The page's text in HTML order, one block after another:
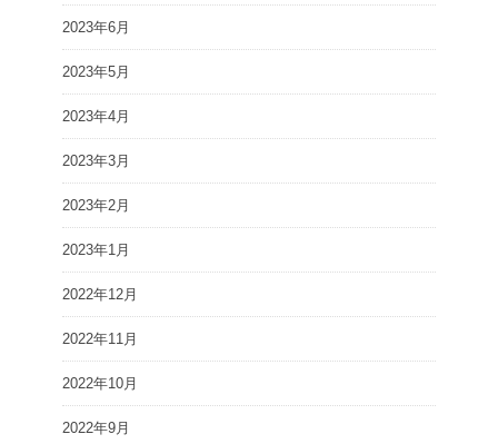
2023年6月
2023年5月
2023年4月
2023年3月
2023年2月
2023年1月
2022年12月
2022年11月
2022年10月
2022年9月